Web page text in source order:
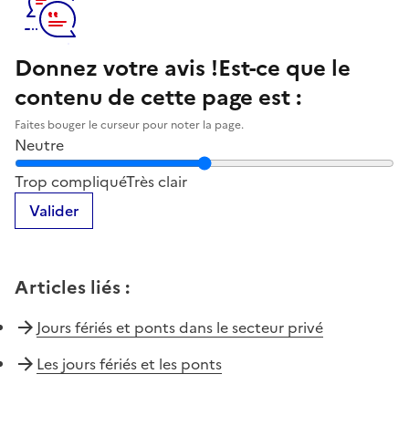
Donnez votre avis !Est-ce que le
contenu de cette page est :
Faites bouger le curseur pour noter la page.
Neutre
Notez la clarté du contenu de cette page
Trop compliquéTrès clair
Valider
Articles liés :
Jours fériés et ponts dans le secteur privé
Les jours fériés et les ponts